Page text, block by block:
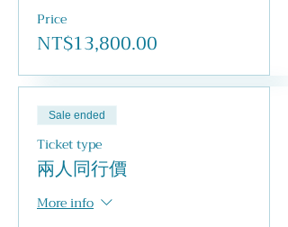
Price
NT$13,800.00
Sale ended
Ticket type
兩人同行價
More info